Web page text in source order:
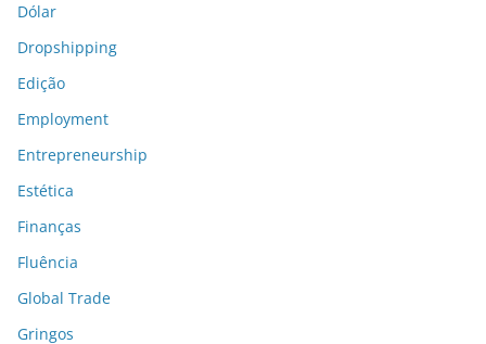
Dólar
Dropshipping
Edição
Employment
Entrepreneurship
Estética
Finanças
Fluência
Global Trade
Gringos